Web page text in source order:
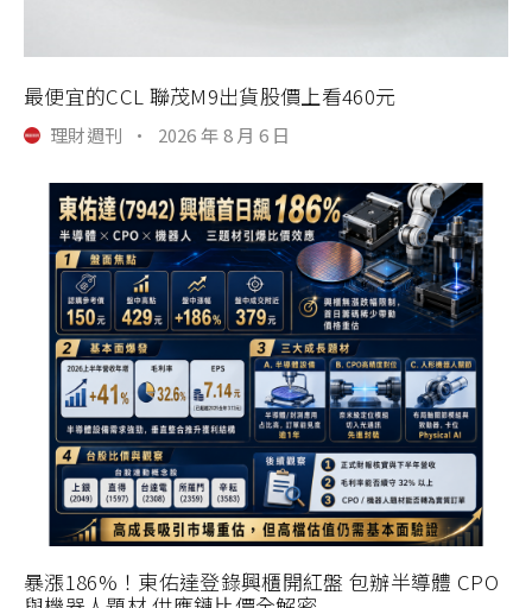
最便宜的CCL 聯茂M9出貨股價上看460元
理財週刊 · 2026 年 8 月 6 日
暴漲186%！東佑達登錄興櫃開紅盤 包辦半導體 CPO